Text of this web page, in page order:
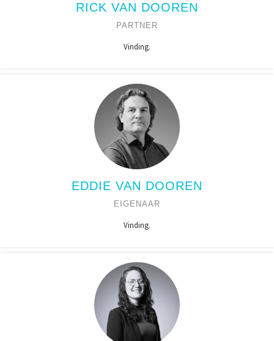
RICK VAN DOOREN
PARTNER
Vinding.
EDDIE VAN DOOREN
EIGENAAR
Vinding.